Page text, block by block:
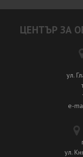
ЦЕНТЪР ЗА
ул.
e-
ул.